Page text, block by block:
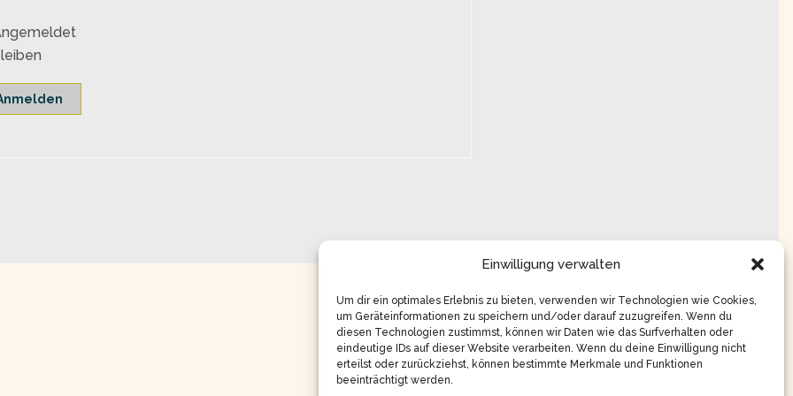
Einwilligung verwalten
Um dir ein optimales Erlebnis zu bieten, verwenden wir Technologien wie Cookies,
um Geräteinformationen zu speichern und/oder darauf zuzugreifen. Wenn du
diesen Technologien zustimmst, können wir Daten wie das Surfverhalten oder
eindeutige IDs auf dieser Website verarbeiten. Wenn du deine Einwilligung nicht
erteilst oder zurückziehst, können bestimmte Merkmale und Funktionen
beeinträchtigt werden.